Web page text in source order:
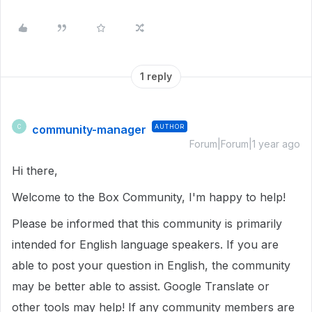
1 reply
C community-manager AUTHOR
Forum|Forum|1 year ago
Hi there,
Welcome to the Box Community, I'm happy to help!
Please be informed that this community is primarily
intended for English language speakers. If you are
able to post your question in English, the community
may be better able to assist. Google Translate or
other tools may help! If any community members are